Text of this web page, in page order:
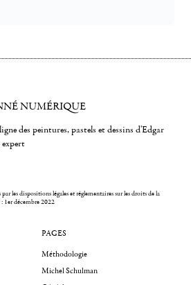
NUMÉRIQUE
des peintures, pastels et dessins d'Edgar
les dispositions légales et réglementaires sur les droits de la
1er décembre 2022
PAGES
Méthodologie
Michel Schulman